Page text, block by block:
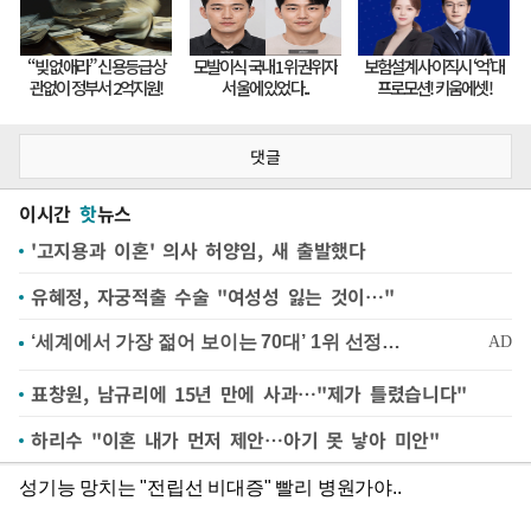
댓글
이시간 핫뉴스
'고지용과 이혼' 의사 허양임, 새 출발했다
유혜정, 자궁적출 수술 "여성성 잃는 것이…"
표창원, 남규리에 15년 만에 사과…"제가 틀렸습니다"
하리수 "이혼 내가 먼저 제안…아기 못 낳아 미안"